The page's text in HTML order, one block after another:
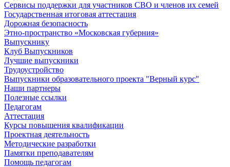
Сервисы поддержки для участников СВО и членов их семей
Государственная итоговая аттестация
Дорожная безопасность
Этно-пространство «Московская губерния»
Выпускнику
Клуб Выпускников
Лучшие выпускники
Трудоустройство
Выпускники образовательного проекта "Верный курс"
Наши партнеры
Полезные ссылки
Педагогам
Аттестация
Курсы повышения квалификации
Проектная деятельность
Методические разработки
Памятки преподавателям
Помощь педагогам